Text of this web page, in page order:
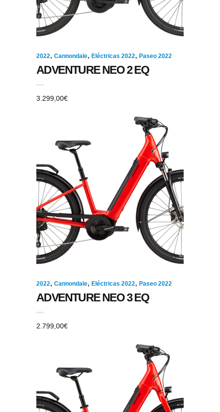
2022, Cannondale, Eléctricas 2022, Paseo 2022
ADVENTURE NEO 2 EQ
3.299,00€
2022, Cannondale, Eléctricas 2022, Paseo 2022
ADVENTURE NEO 3 EQ
2.799,00€